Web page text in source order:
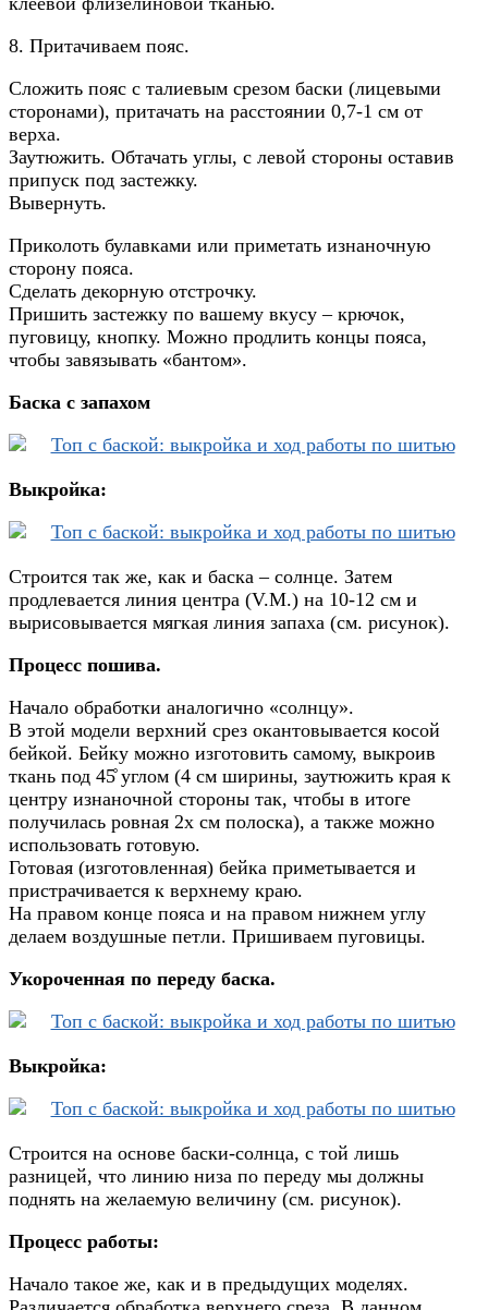
8. Притачиваем пояс.
Сложить пояс с талиевым срезом баски (лицевыми
сторонами), притачать на расстоянии 0,7-1 см от
верха.
Заутюжить. Обтачать углы, с левой стороны оставив
припуск под застежку.
Вывернуть.
Приколоть булавками или приметать изнаночную
сторону пояса.
Сделать декорную отстрочку.
Пришить застежку по вашему вкусу – крючок,
пуговицу, кнопку. Можно продлить концы пояса,
чтобы завязывать «бантом».
Баска с запахом
Выкройка:
Строится так же, как и баска – солнце. Затем
продлевается линия центра (V.M.) на 10-12 см и
вырисовывается мягкая линия запаха (см. рисунок).
Процесс пошива.
Начало обработки аналогично «солнцу».
В этой модели верхний срез окантовывается косой
бейкой. Бейку можно изготовить самому, выкроив
ткань под 45̊ углом (4 см ширины, заутюжить края к
центру изнаночной стороны так, чтобы в итоге
получилась ровная 2х см полоска), а также можно
использовать готовую.
Готовая (изготовленная) бейка приметывается и
пристрачивается к верхнему краю.
На правом конце пояса и на правом нижнем углу
делаем воздушные петли. Пришиваем пуговицы.
Укороченная по переду баска.
Выкройка:
Строится на основе баски-солнца, с той лишь
разницей, что линию низа по переду мы должны
поднять на желаемую величину (см. рисунок).
Процесс работы:
Начало такое же, как и в предыдущих моделях.